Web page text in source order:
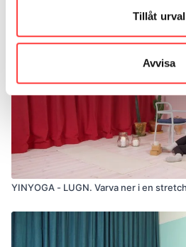
Tillåt urval
Avvisa
YINYOGA - LUGN. Varva ner i en